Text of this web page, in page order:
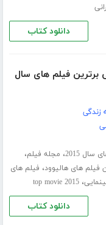
دانلود کتاب
برترین فیلم های سال
زندگی
سال 2015 ، مجله فیلم،
فیلم های هالیوود، فیلم های
،top movie 2015
دانلود کتاب